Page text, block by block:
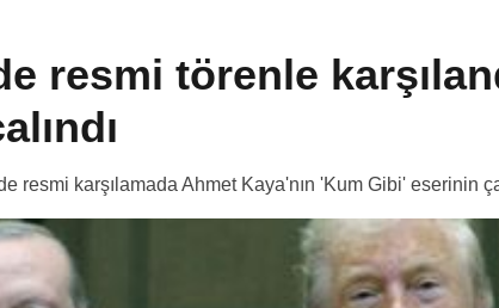
resmi törenle
resmi karşılamada Ahmet Kaya'nın 'Kum Gibi' eserinin